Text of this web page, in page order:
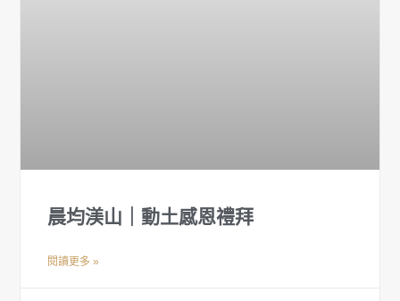
晨均渼山｜動土感恩禮拜
閱讀更多 »